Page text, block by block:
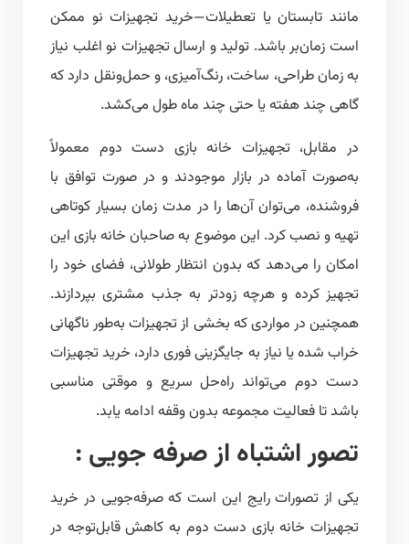
مانند تابستان یا تعطیلات—خرید تجهیزات نو ممکن
است زمان‌بر باشد. تولید و ارسال تجهیزات نو اغلب نیاز
به زمان طراحی، ساخت، رنگ‌آمیزی، و حمل‌ونقل دارد که
گاهی چند هفته یا حتی چند ماه طول می‌کشد.
در مقابل، تجهیزات خانه بازی دست دوم معمولاً
به‌صورت آماده در بازار موجودند و در صورت توافق با
فروشنده، می‌توان آن‌ها را در مدت زمان بسیار کوتاهی
تهیه و نصب کرد. این موضوع به صاحبان خانه بازی این
امکان را می‌دهد که بدون انتظار طولانی، فضای خود را
تجهیز کرده و هرچه زودتر به جذب مشتری بپردازند.
همچنین در مواردی که بخشی از تجهیزات به‌طور ناگهانی
خراب شده یا نیاز به جایگزینی فوری دارد، خرید تجهیزات
دست دوم می‌تواند راه‌حل سریع و موقتی مناسبی
باشد تا فعالیت مجموعه بدون وقفه ادامه یابد.
تصور اشتباه از صرفه جویی :
یکی از تصورات رایج این است که صرفه‌جویی در خرید
تجهیزات خانه بازی دست دوم به کاهش قابل‌توجه در